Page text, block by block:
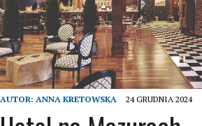
AUTOR: ANNA KRETOWSKA 24 GRUDNIA 2024